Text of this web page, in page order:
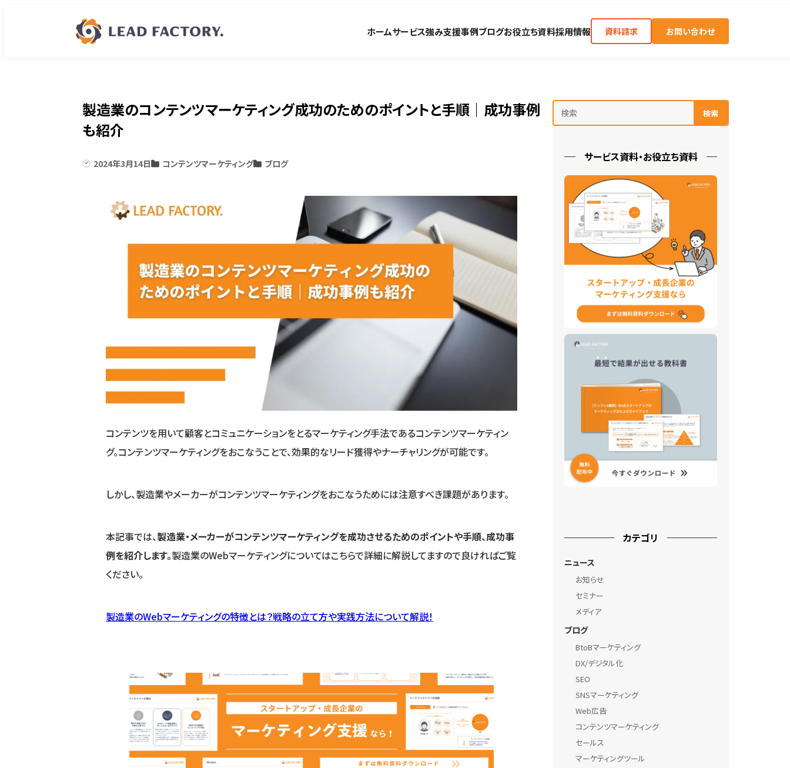
ホームサービス強み支援事例ブログお役立ち資料採用情報 資料請求 お問い合わせ
製造業のコンテンツマーケティング成功のためのポイントと手順｜成功事例
も紹介
2024年3月14日 コンテンツマーケティング ブログ
コンテンツを用いて顧客とコミュニケーションをとるマーケティング手法であるコンテンツマーケティン
グ。コンテンツマーケティングをおこなうことで、効果的なリード獲得やナーチャリングが可能です。
しかし、製造業やメーカーがコンテンツマーケティングをおこなうためには注意すべき課題があります。
本記事では、製造業・メーカーがコンテンツマーケティングを成功させるためのポイントや手順、成功事
例を紹介します。製造業のWebマーケティングについてはこちらで詳細に解説してますので良ければご覧
ください。
製造業のWebマーケティングの特徴とは？戦略の立て方や実践方法について解説！
検索
サービス資料・お役立ち資料
カテゴリ
ニュース
お知らせ
セミナー
メディア
ブログ
BtoBマーケティング
DX/デジタル化
SEO
SNSマーケティング
Web広告
コンテンツマーケティング
セールス
マーケティングツール